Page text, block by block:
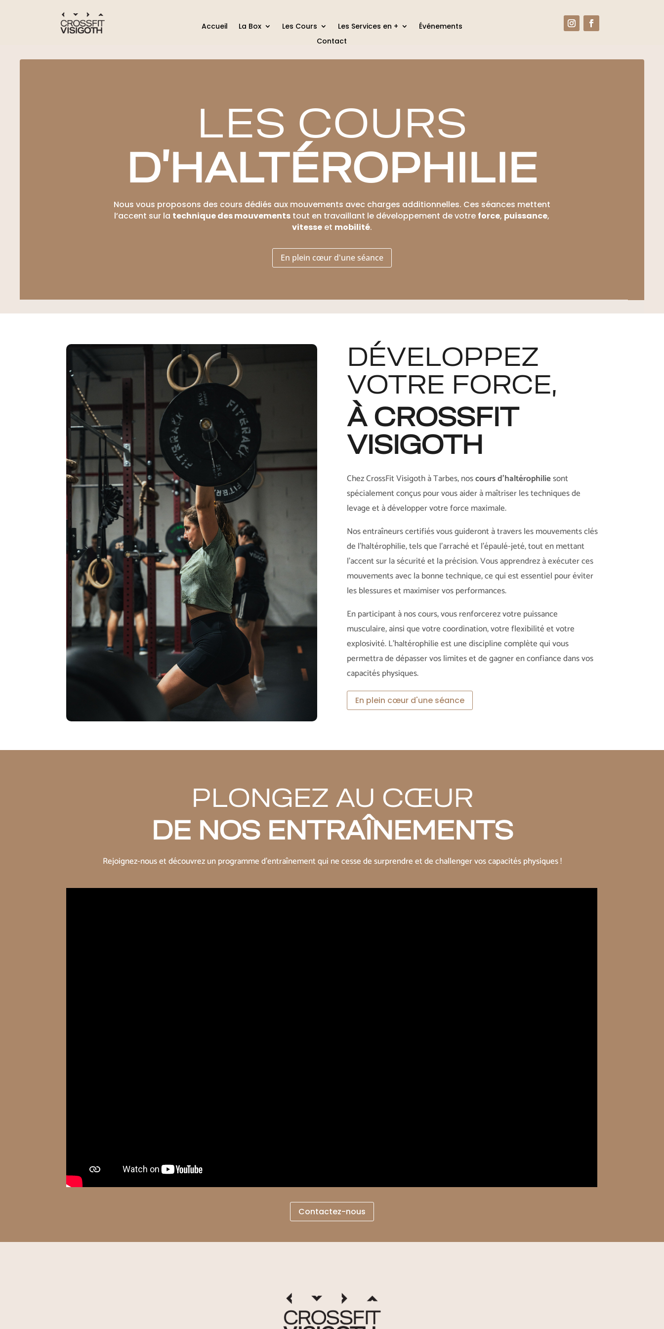
Accueil La Box Les Cours Les Services en +
Événements
Contact
LES COURS
D’HALTÉROPHILIE
Nous vous proposons des cours dédiés aux mouvements avec charges additionnelles. Ces séances mettent
l’accent sur la technique des mouvements tout en travaillant le développement de votre force, puissance,
vitesseet mobilité.
En plein cœur d'une séance
DÉVELOPPEZ
VOTRE FORCE,
À CROSSFIT
VISIGOTH
Chez CrossFit Visigoth à Tarbes, noscours d’haltérophiliesont
spécialement conçus pour vous aider à maîtriser les techniques de
levage et à développer votre force maximale.
Nos entraîneurs certifiés vous guideront à travers les mouvements clés
de l’haltérophilie, tels que l’arraché et l’épaulé-jeté, tout en mettant
l’accent sur la sécurité et la précision. Vous apprendrez à exécuter ces
mouvements avec la bonne technique, ce qui est essentiel pour éviter
les blessures et maximiser vos performances.
En participant à nos cours, vous renforcerez votre puissance
musculaire, ainsi que votre coordination, votre flexibilité et votre
explosivité. L’haltérophilie est une discipline complète qui vous
permettra de dépasser vos limites et de gagner en confiance dans vos
capacités physiques.
En plein cœur d'une séance
PLONGEZ AU CŒUR
DE NOS ENTRAÎNEMENTS
Rejoignez-nous et découvrez un programme d’entraînement qui ne cesse de surprendre et de challenger vos capacités physiques !
Contactez-nous